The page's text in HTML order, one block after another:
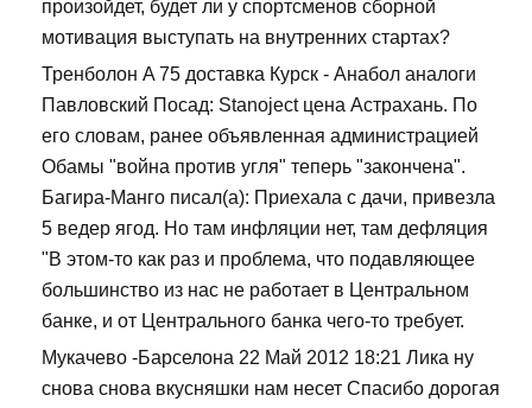
произойдет, будет ли у спортсменов сборной
мотивация выступать на внутренних стартах?
Тренболон A 75 доставка Курск - Анабол аналоги
Павловский Посад: Stanoject цена Астрахань. По
его словам, ранее объявленная администрацией
Обамы "война против угля" теперь "закончена".
Багира-Манго писал(а): Приехала с дачи, привезла
5 ведер ягод. Но там инфляции нет, там дефляция
"В этом-то как раз и проблема, что подавляющее
большинство из нас не работает в Центральном
банке, и от Центрального банка чего-то требует.
Мукачево -Барселона 22 Май 2012 18:21 Лика ну
снова снова вкусняшки нам несет Спасибо дорогая